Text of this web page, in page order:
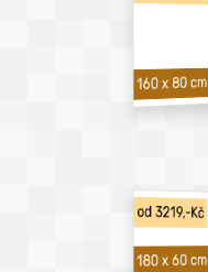
160 x 80 cm
od 3219,-Kč
180 x 60 cm